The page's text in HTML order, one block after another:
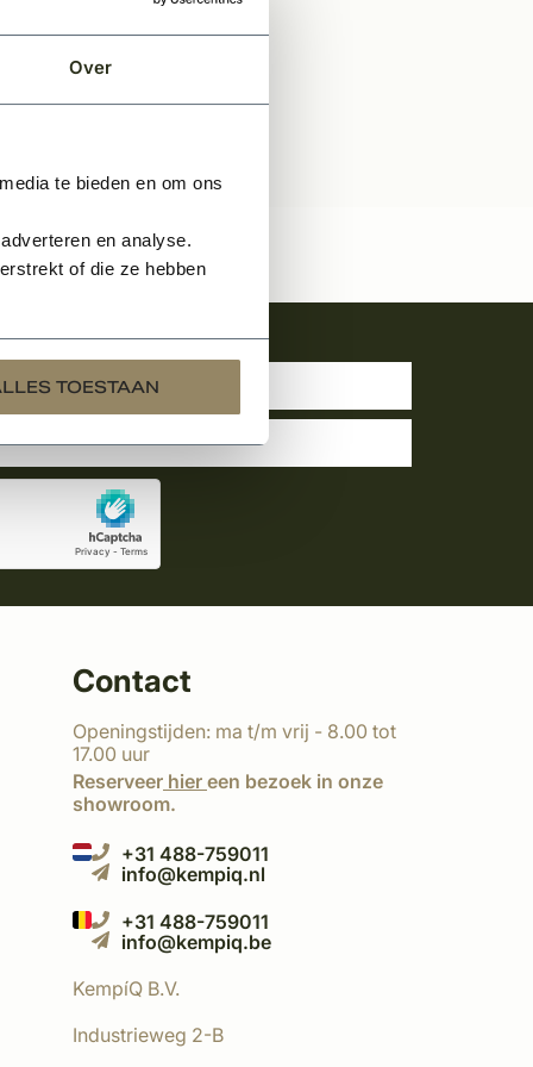
Over
te bieden en om ons
en analyse.
of die ze hebben
TOESTAAN
Contact
Openingstijden: ma t/m vrij - 8.00 tot
17.00 uur
Reserveer hier een bezoek in onze
showroom.
+31 488-759011
info@kempiq.nl
+31 488-759011
info@kempiq.be
KempíQ B.V.
Industrieweg 2-B